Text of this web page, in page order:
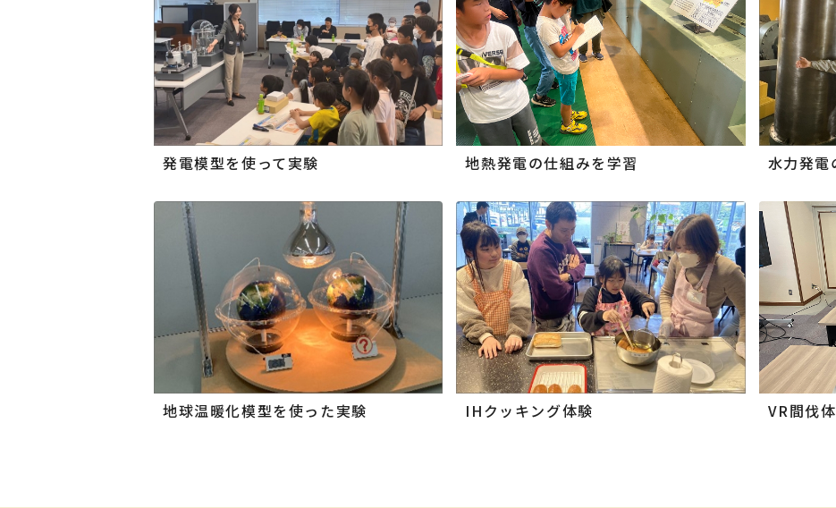
発電模型を使って実験 地熱発電の仕組みを学習 水力発電
地球温暖化模型を使った実験 IHクッキング体験 VR間伐